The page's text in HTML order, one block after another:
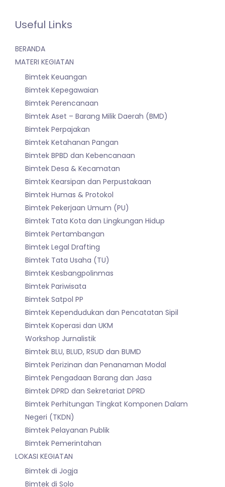
Useful Links
BERANDA
MATERI KEGIATAN
Bimtek Keuangan
Bimtek Kepegawaian
Bimtek Perencanaan
Bimtek Aset – Barang Milik Daerah (BMD)
Bimtek Perpajakan
Bimtek Ketahanan Pangan
Bimtek BPBD dan Kebencanaan
Bimtek Desa & Kecamatan
Bimtek Kearsipan dan Perpustakaan
Bimtek Humas & Protokol
Bimtek Pekerjaan Umum (PU)
Bimtek Tata Kota dan Lingkungan Hidup
Bimtek Pertambangan
Bimtek Legal Drafting
Bimtek Tata Usaha (TU)
Bimtek Kesbangpolinmas
Bimtek Pariwisata
Bimtek Satpol PP
Bimtek Kependudukan dan Pencatatan Sipil
Bimtek Koperasi dan UKM
Workshop Jurnalistik
Bimtek BLU, BLUD, RSUD dan BUMD
Bimtek Perizinan dan Penanaman Modal
Bimtek Pengadaan Barang dan Jasa
Bimtek DPRD dan Sekretariat DPRD
Bimtek Perhitungan Tingkat Komponen Dalam
Negeri (TKDN)
Bimtek Pelayanan Publik
Bimtek Pemerintahan
LOKASI KEGIATAN
Bimtek di Jogja
Bimtek di Solo